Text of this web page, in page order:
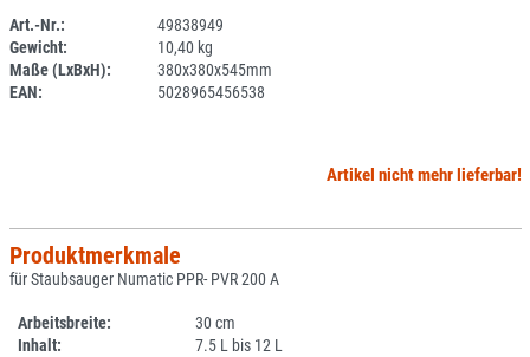
Art.-Nr.:
49838949
Gewicht:
10,40 kg
Maße (LxBxH):
380x380x545mm
EAN:
5028965456538
Artikel nicht mehr lieferbar!
Produktmerkmale
für Staubsauger Numatic PPR- PVR 200 A
Arbeitsbreite:
30 cm
Inhalt:
7.5 L bis 12 L